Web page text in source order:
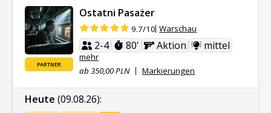
PARTNER
Ostatni Pasażer
9.7/10 Warschau
2-4 80' Aktion mittel
mehr
ab 350,00 PLN
Markierungen
Heute (09.08.26):